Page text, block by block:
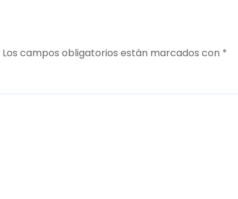
Los campos obligatorios están marcados con *